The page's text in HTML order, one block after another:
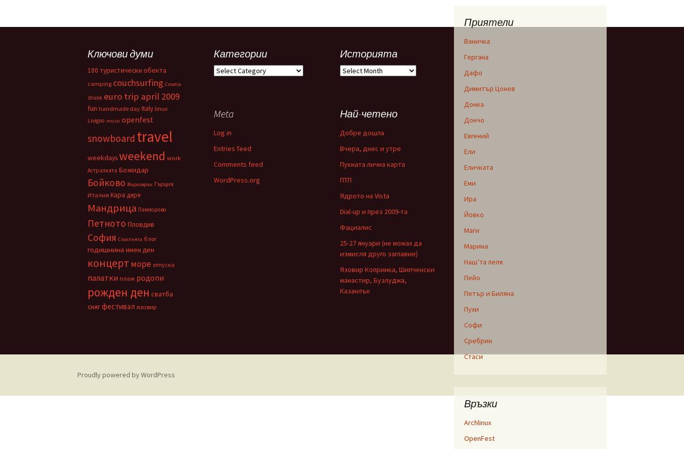
Приятели
Ваничка
Гергана
Дафо
Димитър Цонев
Донка
Дончо
Евгений
Ели
Еличката
Еми
Ира
Йовко
Маги
Марина
Наш’та леля
Пейо
Петър и Биляна
Пухи
Софи
Сребрин
Стаси
Връзки
Archlinux
OpenFest
Ключови думи
100 туристически обекта
camping couchsurfing Croatia
drunk euro trip april 2009
fun handmade day Italy linux
Livigno music openfest
snowboard travel
weekdaysweekend work
Астралката Божидар
Бойково Върховръх Гърция
Италия Кара дере
Мандрица Пампорово
Петното Пловдив
София Спастнята блог
годишнина имен ден
концерт море отпуска
палатки плаж родопи
рожден ден сватба
снягфестивал язовир
Категории
Категории
Историята
Историята
Meta
Log in
Entries feed
Comments feed
WordPress.org
Най-четено
Добре дошла
Вчера, днес и утре
Пукната лична карта
ПТП
Ядрото на Vista
Dial-up и през 2009-та
Фациалис
25-27 януари (не можах да
измисля друго заглавие)
Язовир Копринка, Шипченски
манастир, Бузлуджа,
Казанлък
Proudly powered by WordPress